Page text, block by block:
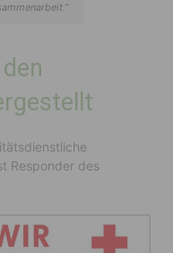
Responder des